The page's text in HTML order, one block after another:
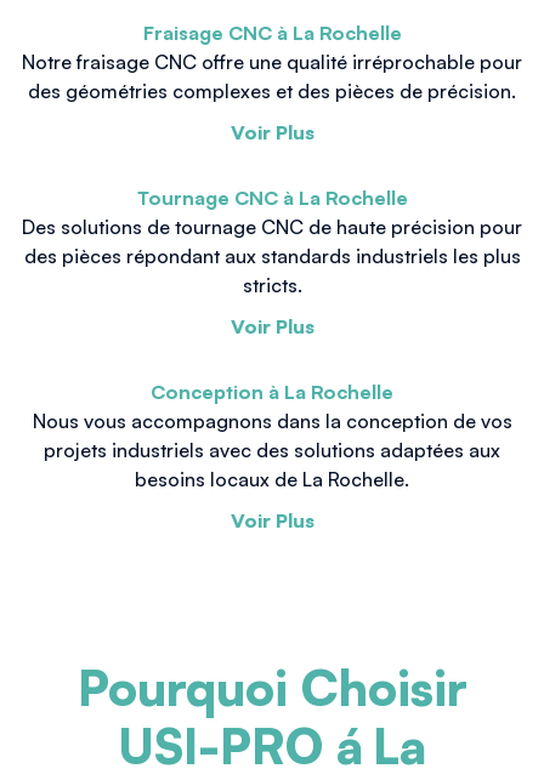
Fraisage CNC à La Rochelle
Notre fraisage CNC offre une qualité irréprochable pour
des géométries complexes et des pièces de précision.
Voir Plus
Tournage CNC à La Rochelle
Des solutions de tournage CNC de haute précision pour
des pièces répondant aux standards industriels les plus
stricts.
Voir Plus
Conception à La Rochelle
Nous vous accompagnons dans la conception de vos
projets industriels avec des solutions adaptées aux
besoins locaux de La Rochelle.
Voir Plus
Pourquoi Choisir
USI-PRO á La